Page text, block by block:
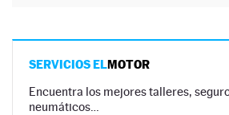
SERVICIOS ELMOTOR
Encuentra los mejores talleres,
neumáticos…